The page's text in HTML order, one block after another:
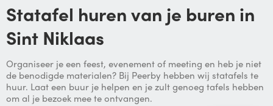
Statafel huren van je buren in
Sint Niklaas
Organiseer je een feest, evenement of meeting en heb je niet
de benodigde materialen? Bij Peerby hebben wij statafels te
huur. Laat een buur je helpen en je zult genoeg tafels hebben
om al je bezoek mee te ontvangen.